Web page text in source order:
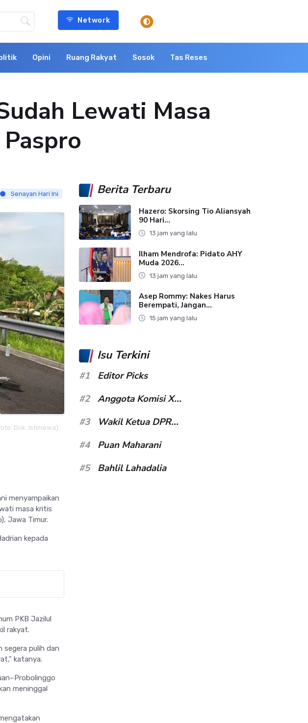
Network
Opini Ruang Rakyat Sosok Tas Reses
Lewati Masa
Senayan Hari Ini
Dok. Istimewa).
menyampaikan
masa kritis
Jawa Timur.
kepada
PKB Jazilul
rakyat.
segera pulih dan
katanya.
meninggal
Berita Terbaru
Hazero: Skorsing Tio Aliansyah
90 Hari...
13 jam yang lalu
Ilham Mendrofa: Pidato AHY
Muda 2026...
13 jam yang lalu
Asep Rommy: Nakes Harus
Berempati, Jangan...
15 jam yang lalu
Isu Terkini
#1
Editor Picks
#2
Anggota Komisi X...
#3
Wakil Ketua DPR...
#4
Puan Maharani
#5
Bahlil Lahadalia